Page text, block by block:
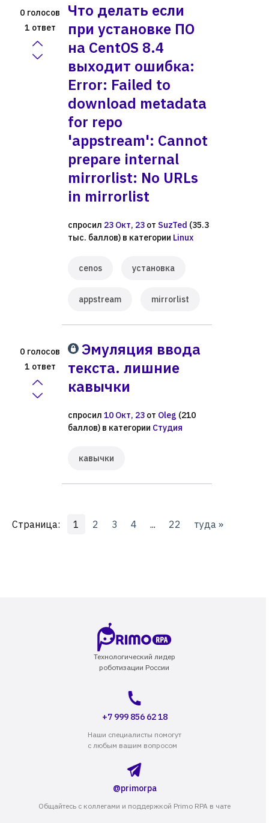
0 голосов
1 ответ
Что делать если
при установке ПО
на CentOS 8.4
выходит ошибка:
Error: Failed to
download metadata
for repo
'appstream': Cannot
prepare internal
mirrorlist: No URLs
in mirrorlist
спросил 23 Окт, 23 от SuzTed (35.3
тыс. баллов) в категории Linux
cenos установка
appstream mirrorlist
0 голосов
1 ответ
Эмуляция ввода
текста. лишние
кавычки
спросил 10 Окт, 23 от Oleg (210
баллов) в категории Студия
кавычки
Страница: 1 2 3 4 ... 22 туда »
Технологический лидер
роботизации России
+7 999 856 62 18
Наши специалисты помогут
с любым вашим вопросом
@primorpa
Общайтесь с коллегами и поддержкой Primo RPA в чате